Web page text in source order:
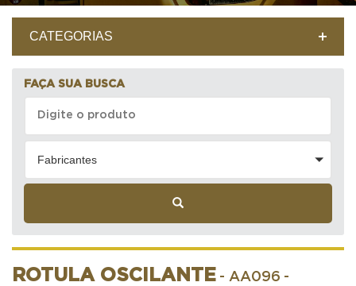
CATEGORIAS
FAÇA SUA BUSCA
Fabricantes
ROTULA OSCILANTE - AA096 -